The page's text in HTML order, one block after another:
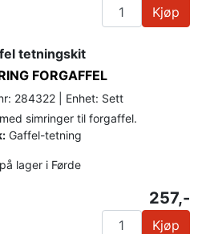
Kjøp
tetningskit
FORGAFFEL
284322 | Enhet: Sett
simringer til forgaffel.
Gaffel-tetning
lager i Førde
257,-
Kjøp